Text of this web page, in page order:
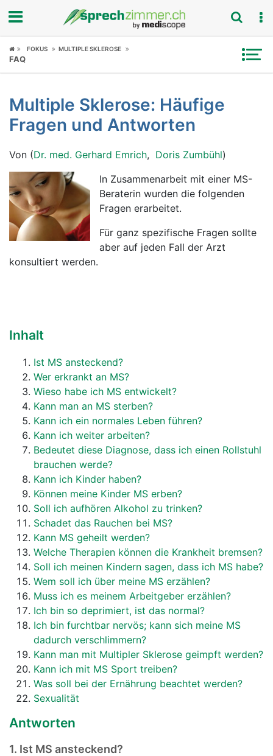
Fokus
Symptome
Untersuchungen
Ratgeber
Rubriken
FOKUS MULTIPLE SKLEROSE
FAQ
Multiple Sklerose: Häufige
Fragen und Antworten
Von (Dr. med. Gerhard Emrich, Doris Zumbühl)
In Zusammenarbeit mit einer MS-
Beraterin wurden die folgenden
Fragen erarbeitet.
Für ganz spezifische Fragen sollte
aber auf jeden Fall der Arzt
konsultiert werden.
Inhalt
Ist MS ansteckend?
Wer erkrankt an MS?
Wieso habe ich MS entwickelt?
Kann man an MS sterben?
Kann ich ein normales Leben führen?
Kann ich weiter arbeiten?
Bedeutet diese Diagnose, dass ich einen Rollstuhl
brauchen werde?
Kann ich Kinder haben?
Können meine Kinder MS erben?
Soll ich aufhören Alkohol zu trinken?
Schadet das Rauchen bei MS?
Kann MS geheilt werden?
Welche Therapien können die Krankheit bremsen?
Soll ich meinen Kindern sagen, dass ich MS habe?
Wem soll ich über meine MS erzählen?
Muss ich es meinem Arbeitgeber erzählen?
Ich bin so deprimiert, ist das normal?
Ich bin furchtbar nervös; kann sich meine MS
dadurch verschlimmern?
Kann man mit Multipler Sklerose geimpft werden?
Kann ich mit MS Sport treiben?
Was soll bei der Ernährung beachtet werden?
Sexualität
Antworten
1. Ist MS ansteckend?